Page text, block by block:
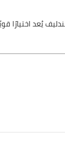
يُعد اختيارًا